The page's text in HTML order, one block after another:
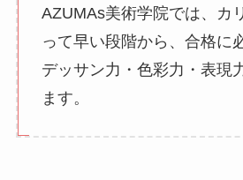
AZUMAs美術学院では、カ
って早い段階から、合格に
デッサン力・色彩力・表現
ます。